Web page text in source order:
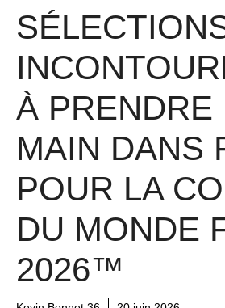
À PRENDRE
MAIN DANS
POUR LA
DU MONDE
2026™